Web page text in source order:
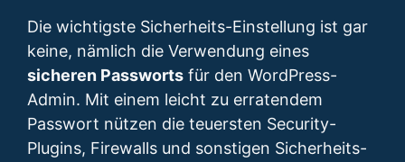
Die wichtigste Sicherheits-Einstellung ist gar
keine, nämlich die Verwendung eines
sicheren Passworts für den WordPress-
Admin. Mit einem leicht zu erratendem
Passwort nützen die teuersten Security-
Plugins, Firewalls und sonstigen Sicherheits-